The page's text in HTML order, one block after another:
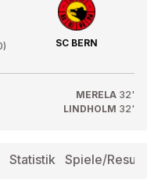
) SC BERN
MERELA 32'
LINDHOLM 32'
Statistik Spiele/